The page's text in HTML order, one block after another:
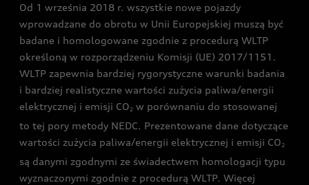
Audi exclusive
Od 1 września 2018 r. wszystkie nowe pojazdy
wprowadzane do obrotu w Unii Europejskiej muszą być
badane i homologowane zgodnie z procedurą WLTP
określoną w rozporządzeniu Komisji (UE) 2017/1151.
WLTP zapewnia bardziej rygorystyczne warunki badania
i bardziej realistyczne wartości zużycia paliwa/energii
elektrycznej i emisji CO2 w porównaniu do stosowanej
to tej pory metody NEDC. Prezentowane dane dotyczące
wartości zużycia paliwa/energii elektrycznej i emisji CO2
są danymi zgodnymi ze świadectwem homologacji typu
wyznaczonymi zgodnie z procedurą WLTP. Więcej